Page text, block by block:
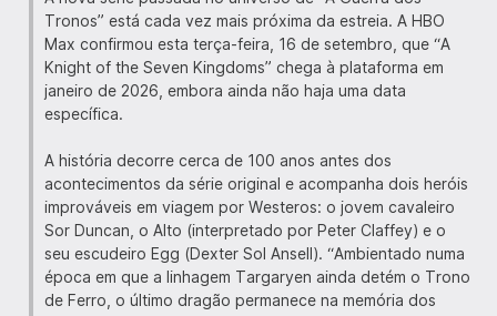
Tronos” está cada vez mais próxima da estreia. A HBO
Max confirmou esta terça-feira, 16 de setembro, que “A
Knight of the Seven Kingdoms” chega à plataforma em
janeiro de 2026, embora ainda não haja uma data
específica.
A história decorre cerca de 100 anos antes dos
acontecimentos da série original e acompanha dois heróis
improváveis em viagem por Westeros: o jovem cavaleiro
Sor Duncan, o Alto (interpretado por Peter Claffey) e o
seu escudeiro Egg (Dexter Sol Ansell). “Ambientado numa
época em que a linhagem Targaryen ainda detém o Trono
de Ferro, o último dragão permanece na memória dos